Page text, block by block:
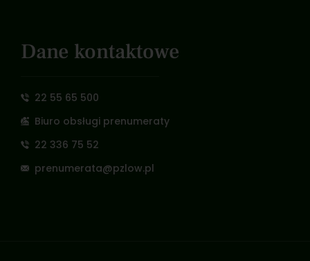
Dane kontaktowe
22 55 65 500
Biuro obsługi prenumeraty
22 336 75 52
prenumerata@pzlow.pl